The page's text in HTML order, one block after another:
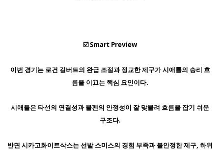
☑️ Smart Preview
이번 경기는 로건 길버트의 완급 조절과 정교한 제구가 시애틀의 승리 흐
름을 이끄는 핵심 요인이다.
시애틀은 타선의 연결성과 불펜의 안정성이 잘 맞물려 흐름을 잡기 쉬운
구조다.
반면 시카고화이트삭스는 선발 스미스의 경험 부족과 불안정한 제구, 하위